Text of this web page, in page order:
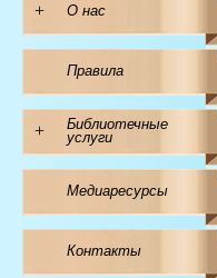
+ О нас
Правила
+
Библиотечные
услуги
Медиаресурсы
Контакты